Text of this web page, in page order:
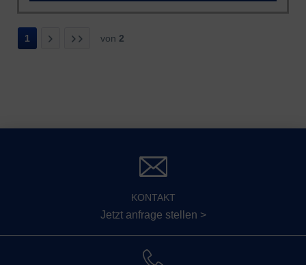
1 von 2
KONTAKT
Jetzt anfrage stellen >